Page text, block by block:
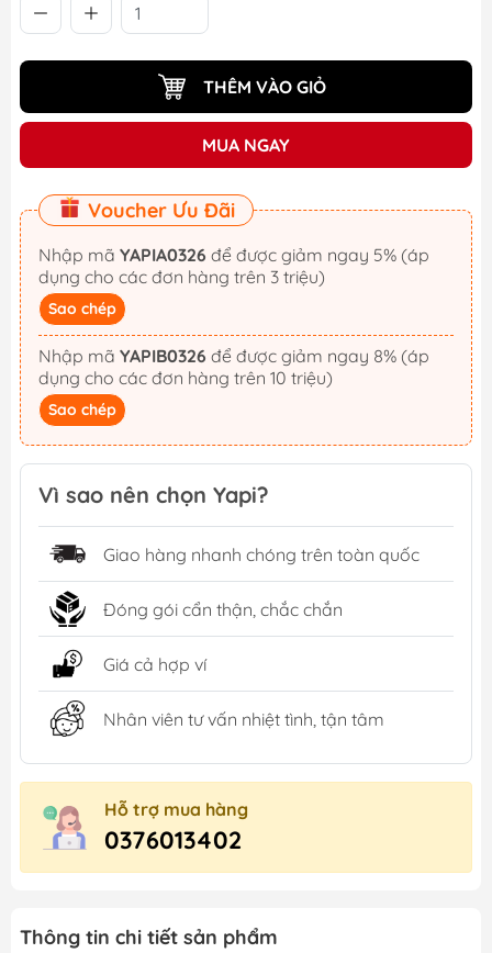
THÊM VÀO GIỎ
MUA NGAY
Voucher Ưu Đãi
Nhập mã YAPIA0326
dụng cho các đơn hàng trên 3 triệu)
Sao chép
Nhập mã YAPIB0326
dụng cho các đơn hàng trên 10 triệu)
Sao chép
Vì sao nên chọn Yapi?
Giao hàng nhanh chóng trên toàn quốc
Đóng gói cẩn thận, chắc chắn
Giá cả hợp ví
Nhân viên tư vấn nhiệt tình, tận tâm
Hỗ trợ mua hàng
0376013402
Thông tin chi tiết sản phẩm